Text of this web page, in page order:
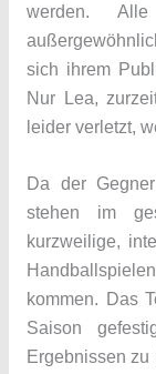
werden.
sich ihrem
Nur Lea,
leider verletzt,
Da der
stehen im
kurzweilige,
kommen. Das
Saison
Ergebnissen